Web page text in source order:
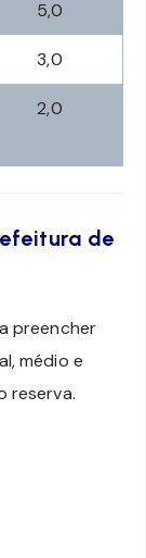
5,0
3,0
2,0
de
preencher
médio e
reserva.